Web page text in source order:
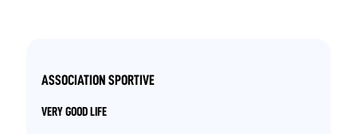
ASSOCIATION SPORTIVE
VERY GOOD LIFE